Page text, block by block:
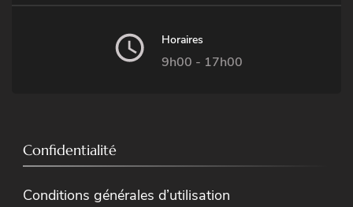
Horaires
9h00 - 17h00
Confidentialité
Conditions générales d’utilisation
Ces cookies
sont utiles afin
du site
internet selon